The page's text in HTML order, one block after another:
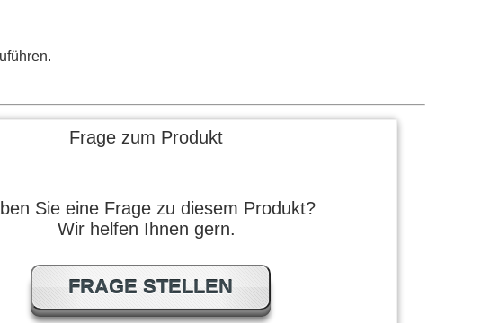
Frage zum Produkt
Sie eine Frage zu diesem Produkt?
Wir helfen Ihnen gern.
FRAGE STELLEN